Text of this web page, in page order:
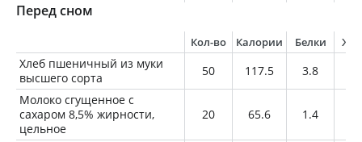
Перед сном
Кол-во Калории Белки
Хлеб пшеничный из муки
высшего сорта
50 117.5 3.8
Молоко сгущенное с
сахаром 8,5% жирности,
цельное
20 65.6 1.4